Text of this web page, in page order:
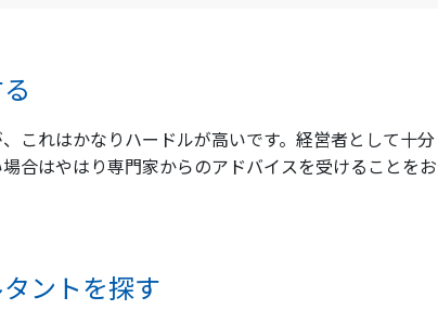
これはかなりハードルが高いです。経営者として十分
合はやはり専門家からのアドバイスを受けることをお
ントを探す